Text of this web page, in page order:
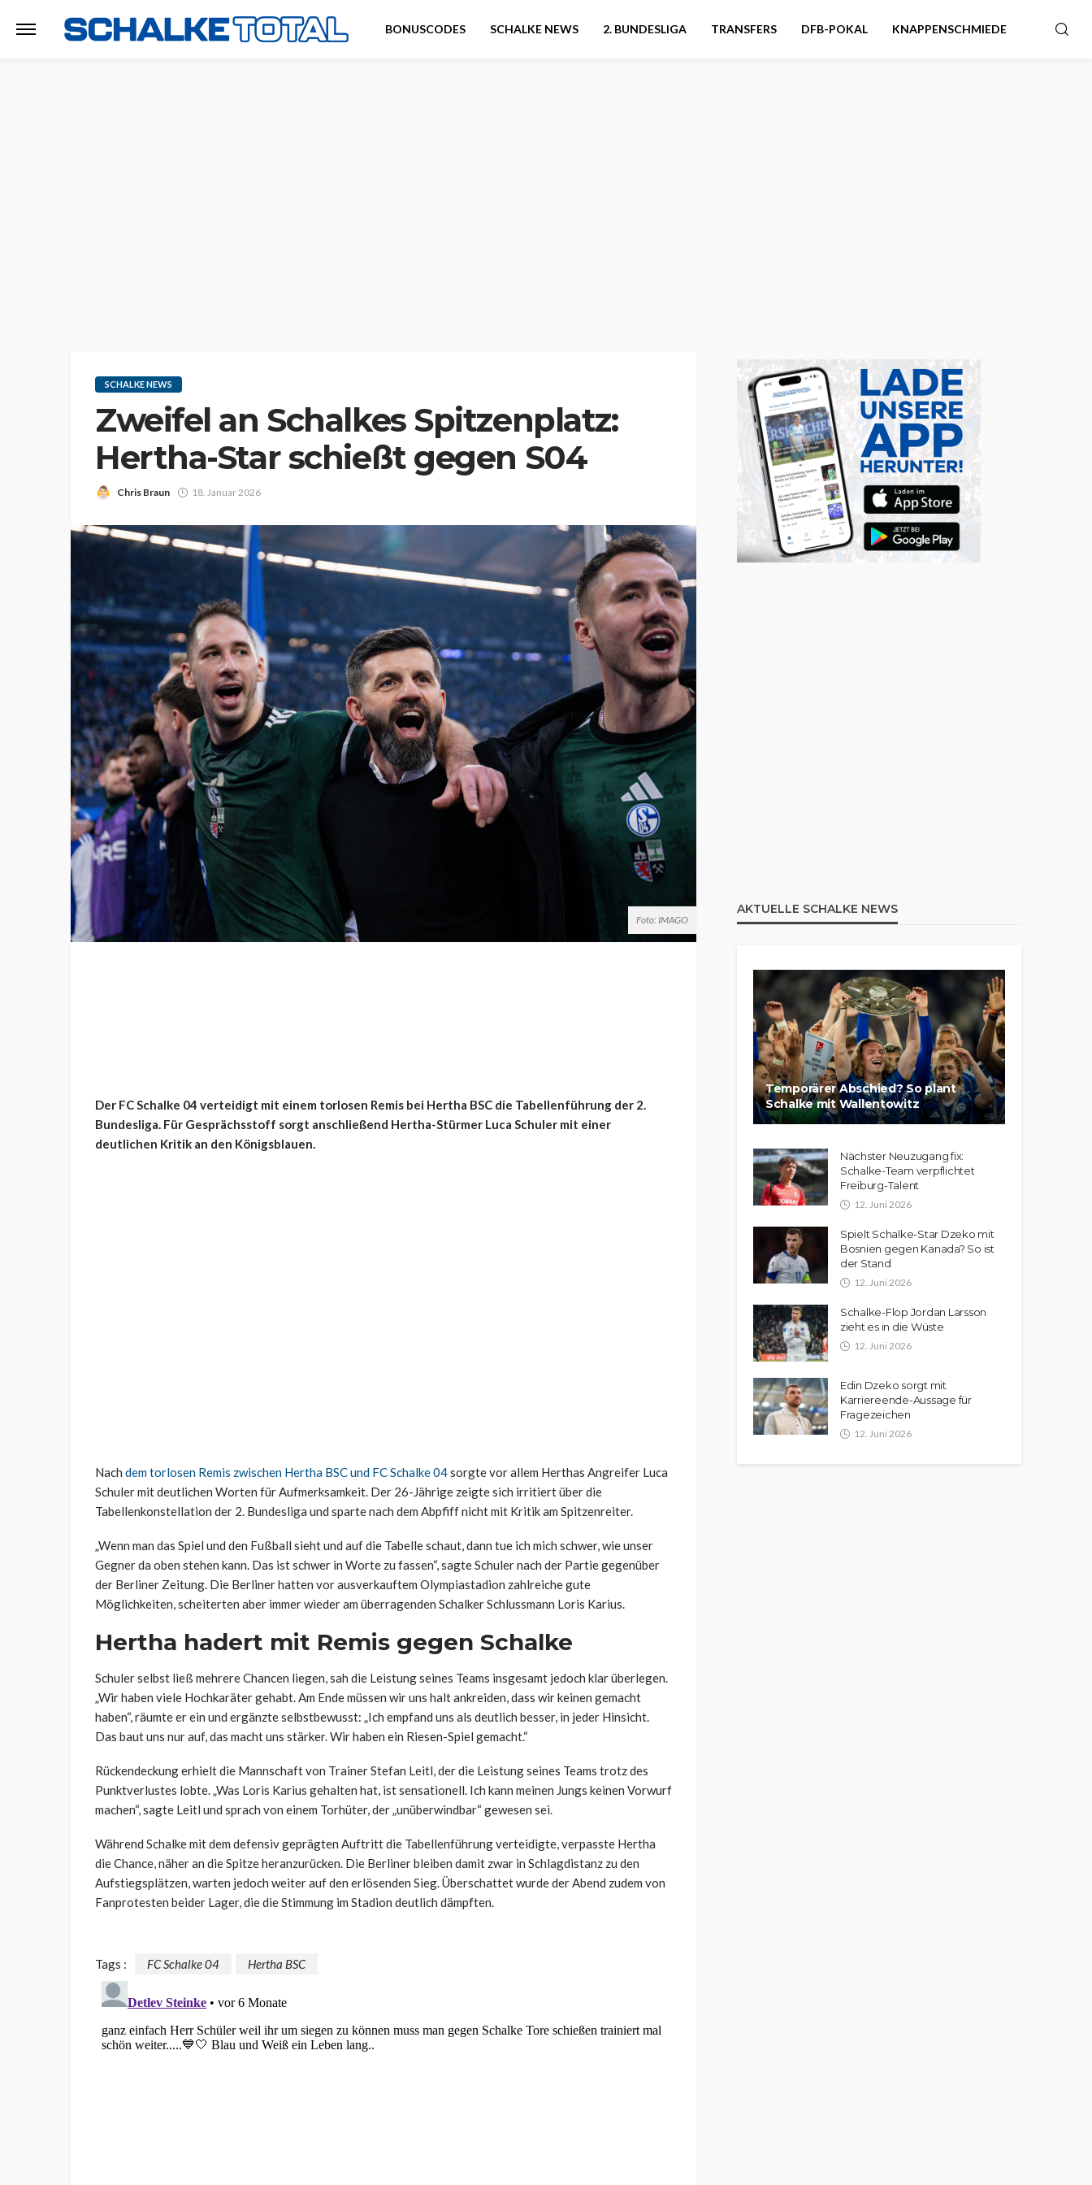
BONUSCODES SCHALKE NEWS 2. BUNDESLIGA TRANSFERS DFB-POKAL KNAPPENSCHMIEDE
SCHALKE NEWS
Zweifel an Schalkes Spitzenplatz:
Hertha-Star schießt gegen S04
Chris Braun 18. Januar 2026
Foto: IMAGO
Der FC Schalke 04 verteidigt mit einem torlosen Remis bei Hertha BSC die Tabellenführung der 2.
Bundesliga. Für Gesprächsstoff sorgt anschließend Hertha-Stürmer Luca Schuler mit einer
deutlichen Kritik an den Königsblauen.
Nach dem torlosen Remis zwischen Hertha BSC und FC Schalke 04sorgte vor allem Herthas Angreifer Luca
Schuler mit deutlichen Worten für Aufmerksamkeit. Der 26-Jährige zeigte sich irritiert über die
Tabellenkonstellation der 2. Bundesliga und sparte nach dem Abpfiff nicht mit Kritik am Spitzenreiter.
„Wenn man das Spiel und den Fußball sieht und auf die Tabelle schaut, dann tue ich mich schwer, wie unser
Gegner da oben stehen kann. Das ist schwer in Worte zu fassen“, sagte Schuler nach der Partie gegenüber
der Berliner Zeitung. Die Berliner hatten vor ausverkauftem Olympiastadion zahlreiche gute
Möglichkeiten, scheiterten aber immer wieder am überragenden Schalker Schlussmann Loris Karius.
Hertha hadert mit Remis gegen Schalke
Schuler selbst ließ mehrere Chancen liegen, sah die Leistung seines Teams insgesamt jedoch klar überlegen.
„Wir haben viele Hochkaräter gehabt. Am Ende müssen wir uns halt ankreiden, dass wir keinen gemacht
haben“, räumte er ein und ergänzte selbstbewusst: „Ich empfand uns als deutlich besser, in jeder Hinsicht.
Das baut uns nur auf, das macht uns stärker. Wir haben ein Riesen-Spiel gemacht.“
Rückendeckung erhielt die Mannschaft von Trainer Stefan Leitl, der die Leistung seines Teams trotz des
Punktverlustes lobte. „Was Loris Karius gehalten hat, ist sensationell. Ich kann meinen Jungs keinen Vorwurf
machen“, sagte Leitl und sprach von einem Torhüter, der „unüberwindbar“ gewesen sei.
Während Schalke mit dem defensiv geprägten Auftritt die Tabellenführung verteidigte, verpasste Hertha
die Chance, näher an die Spitze heranzurücken. Die Berliner bleiben damit zwar in Schlagdistanz zu den
Aufstiegsplätzen, warten jedoch weiter auf den erlösenden Sieg. Überschattet wurde der Abend zudem von
Fanprotesten beider Lager, die die Stimmung im Stadion deutlich dämpften.
Tags : FC Schalke 04 Hertha BSC
AKTUELLE SCHALKE NEWS
Temporärer Abschied? So plant
Schalke mit Wallentowitz
Nächster Neuzugang fix:
Schalke-Team verpflichtet
Freiburg-Talent
12. Juni 2026
Spielt Schalke-Star Dzeko mit
Bosnien gegen Kanada? So ist
der Stand
12. Juni 2026
Schalke-Flop Jordan Larsson
zieht es in die Wüste
12. Juni 2026
Edin Dzeko sorgt mit
Karriereende-Aussage für
Fragezeichen
12. Juni 2026